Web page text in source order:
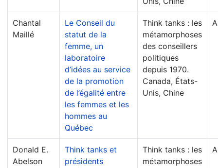
Chantal
Maillé
Le Conseil du
statut de la
femme, un
laboratoire
d’idées au service
de la promotion
de l’égalité entre
les femmes et les
hommes au
Québec
Think tanks : les
métamorphoses
des conseillers
politiques
depuis 1970.
Canada, États-
Unis, Chine
Donald E.
Abelson
Think tanks et
présidents
Think tanks : les
métamorphoses